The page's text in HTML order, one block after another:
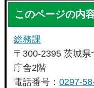
このページの内
総務課
〒300-2395 茨城
庁舎2階
電話番号：0297-